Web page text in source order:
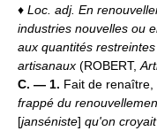
♦ Loc. adj. En
industries nouvelles ou
aux quantités
artisanaux (ROBERT,
C. — 1. Fait de renaître,
frappé du
[janséniste] qu'on